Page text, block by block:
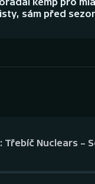
sám před
Nuclears –